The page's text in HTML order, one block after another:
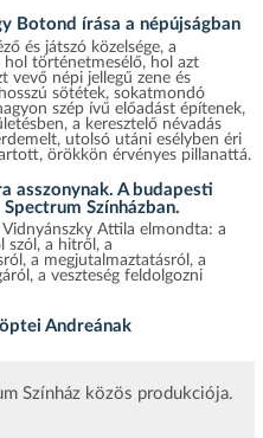
Botond írása a népújságban
és játszó közelsége, a
hol történetmesélő, hol azt
vevő népi jellegű zene és
sötétek, sokatmondó
szép ívű előadást építenek,
a keresztelő névadás
utolsó utáni esélyben éri
örökkön érvényes pillanattá.
asszonynak. A budapesti
Színházban.
Attila elmondta: a
szól, a hitről, a
a megjutalmaztatásról, a
a veszteség feldolgozni
Andreának
Színház közös produkciója.